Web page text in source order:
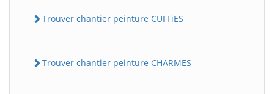
Trouver chantier peinture CUFFiES
Trouver chantier peinture CHARMES